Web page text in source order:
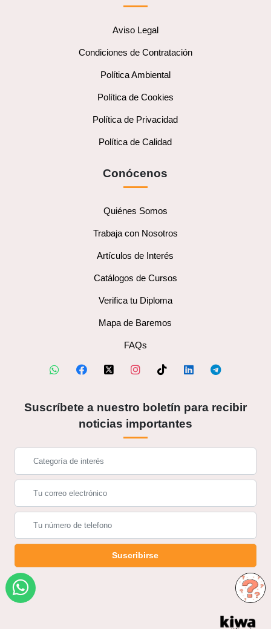
Aviso Legal
Condiciones de Contratación
Política Ambiental
Política de Cookies
Política de Privacidad
Política de Calidad
Conócenos
Quiénes Somos
Trabaja con Nosotros
Artículos de Interés
Catálogos de Cursos
Verifica tu Diploma
Mapa de Baremos
FAQs
Suscríbete a nuestro boletín para recibir
noticias importantes
Suscribirse